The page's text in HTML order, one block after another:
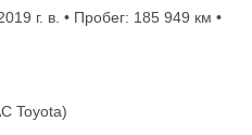
г. в. • Пробег: 185 949 км •
Toyota)